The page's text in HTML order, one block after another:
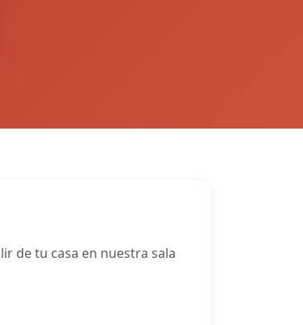
de tu casa en nuestra sala